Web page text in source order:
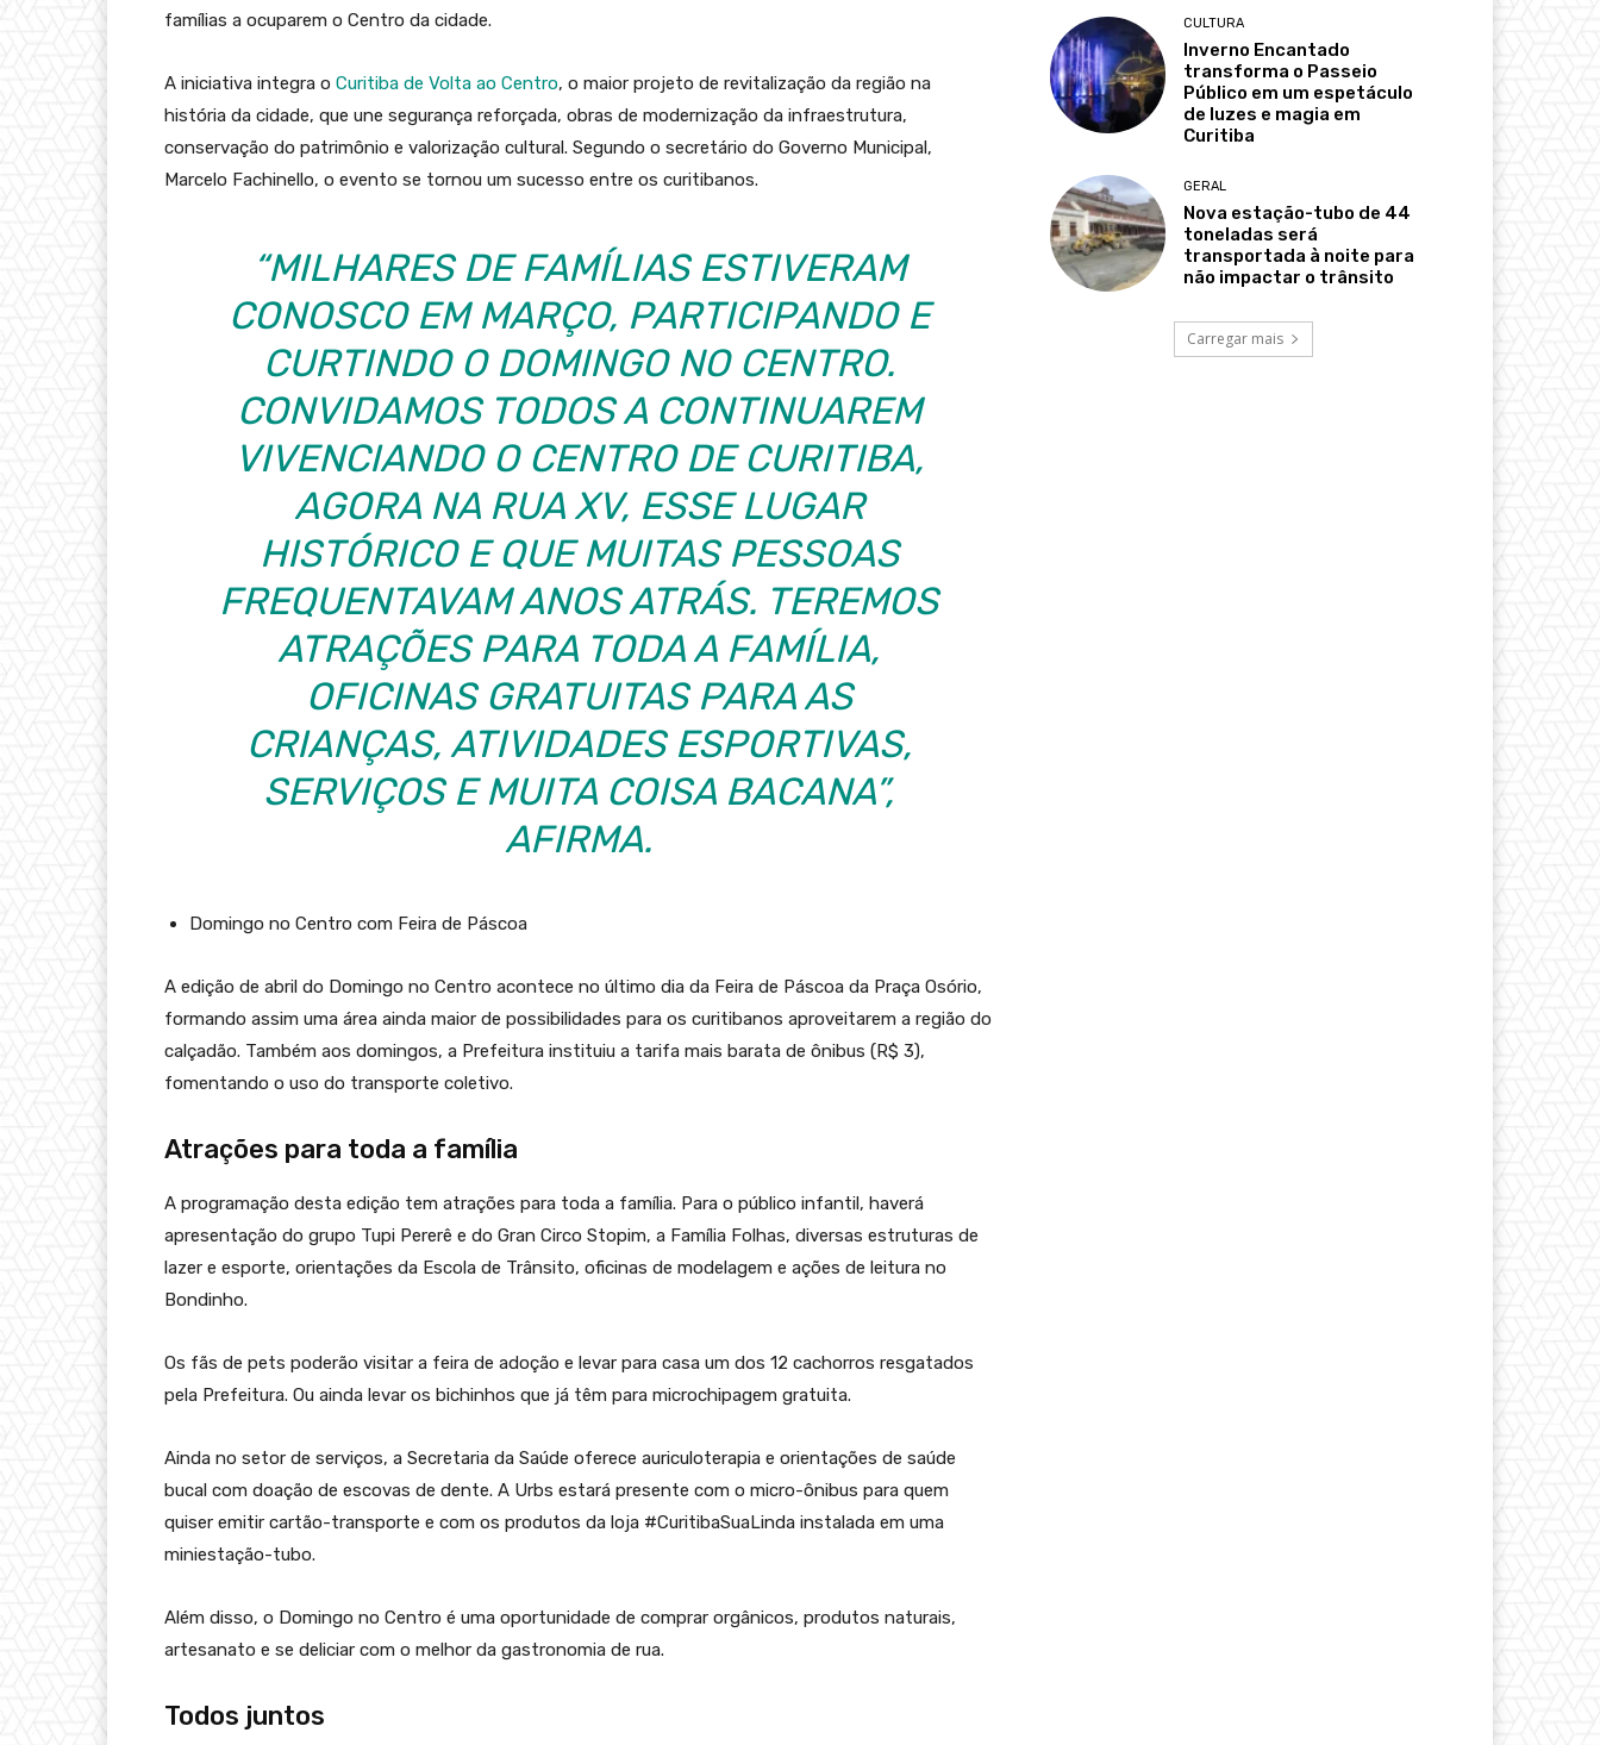
famílias a ocuparem o Centro da cidade.
A iniciativa integra o Curitiba de Volta ao Centro, o maior projeto de revitalização da região na
história da cidade, que une segurança reforçada, obras de modernização da infraestrutura,
conservação do patrimônio e valorização cultural. Segundo o secretário do Governo Municipal,
Marcelo Fachinello, o evento se tornou um sucesso entre os curitibanos.
“MILHARES DE FAMÍLIAS ESTIVERAM
CONOSCO EM MARÇO, PARTICIPANDO E
CURTINDO O DOMINGO NO CENTRO.
CONVIDAMOS TODOS A CONTINUAREM
VIVENCIANDO O CENTRO DE CURITIBA,
AGORA NA RUA XV, ESSE LUGAR
HISTÓRICO E QUE MUITAS PESSOAS
FREQUENTAVAM ANOS ATRÁS. TEREMOS
ATRAÇÕES PARA TODA A FAMÍLIA,
OFICINAS GRATUITAS PARA AS
CRIANÇAS, ATIVIDADES ESPORTIVAS,
SERVIÇOS E MUITA COISA BACANA”,
AFIRMA.
Domingo no Centro com Feira de Páscoa
A edição de abril do Domingo no Centro acontece no último dia da Feira de Páscoa da Praça Osório,
formando assim uma área ainda maior de possibilidades para os curitibanos aproveitarem a região do
calçadão. Também aos domingos, a Prefeitura instituiu a tarifa mais barata de ônibus (R$ 3),
fomentando o uso do transporte coletivo.
Atrações para toda a família
A programação desta edição tem atrações para toda a família. Para o público infantil, haverá
apresentação do grupo Tupi Pererê e do Gran Circo Stopim, a Família Folhas, diversas estruturas de
lazer e esporte, orientações da Escola de Trânsito, oficinas de modelagem e ações de leitura no
Bondinho.
Os fãs de pets poderão visitar a feira de adoção e levar para casa um dos 12 cachorros resgatados
pela Prefeitura. Ou ainda levar os bichinhos que já têm para microchipagem gratuita.
Ainda no setor de serviços, a Secretaria da Saúde oferece auriculoterapia e orientações de saúde
bucal com doação de escovas de dente. A Urbs estará presente com o micro-ônibus para quem
quiser emitir cartão-transporte e com os produtos da loja #CuritibaSuaLinda instalada em uma
miniestação-tubo.
Além disso, o Domingo no Centro é uma oportunidade de comprar orgânicos, produtos naturais,
artesanato e se deliciar com o melhor da gastronomia de rua.
Todos juntos
CULTURA
Inverno Encantado
transforma o Passeio
Público em um espetáculo
de luzes e magia em
Curitiba
GERAL
Nova estação-tubo de 44
toneladas será
transportada à noite para
não impactar o trânsito
Carregar mais